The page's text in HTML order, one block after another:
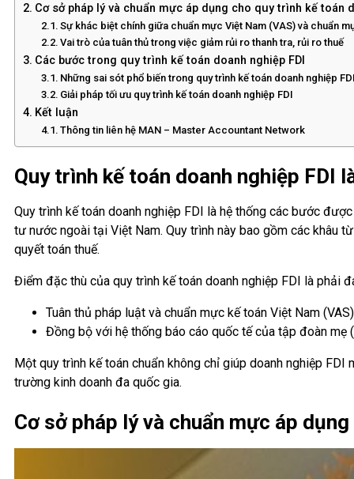
Cơ sở pháp lý và chuẩn mực áp dụng cho quy trình kế toán
Sự khác biệt chính giữa chuẩn mực Việt Nam (VAS) và chuẩn
Vai trò của tuân thủ trong việc giảm rủi ro thanh tra, rủi ro thuế
Các bước trong quy trình kế toán doanh nghiệp FDI
Những sai sót phổ biến trong quy trình kế toán doanh nghiệp
Giải pháp tối ưu quy trình kế toán doanh nghiệp FDI
Kết luận
Thông tin liên hệ MAN – Master Accountant Network
Quy trình kế toán doanh nghiệp FDI
Quy trình kế toán doanh nghiệp FDI là hệ thống các bước
tư nước ngoài tại Việt Nam. Quy trình này bao gồm các khâu
quyết toán thuế.
Điểm đặc thù của quy trình kế toán doanh nghiệp FDI là phải
Tuân thủ pháp luật và chuẩn mực kế toán Việt Nam
Đồng bộ với hệ thống báo cáo quốc tế của tập đoàn
Một quy trình kế toán chuẩn không chỉ giúp doanh nghiệp
trường kinh doanh đa quốc gia.
Cơ sở pháp lý và chuẩn mực áp